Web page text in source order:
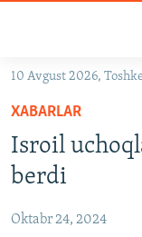
Асосий
навигацияга
ўтинг
Қидиришга
OZODVIDEO
OZODARXIV
На русском
10 Avgust 2026,
XABARLAR
Isroil
berdi
Oktabr 24, 2024